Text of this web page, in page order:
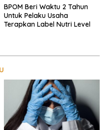
BPOM Beri Waktu 2 Tahun
Untuk Pelaku Usaha
Terapkan Label Nutri Level